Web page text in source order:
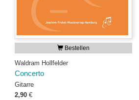
Bestellen
Waldram Hollfelder
Concerto
Gitarre
2,90 €